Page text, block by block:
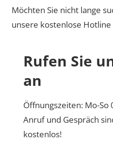
Möchten Sie nicht lange
unsere kostenlose Hotline
Rufen Sie
an
Öffnungszeiten: Mo-So
Anruf und Gespräch
kostenlos!